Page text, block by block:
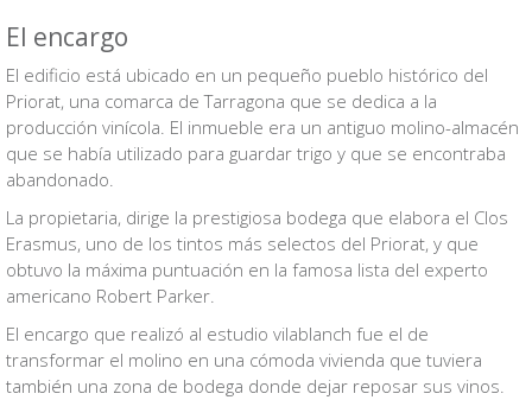
El encargo
El edificio está ubicado en un pequeño pueblo histórico del
Priorat, una comarca de Tarragona que se dedica a la
producción vinícola. El inmueble era un antiguo molino-almacén
que se había utilizado para guardar trigo y que se encontraba
abandonado.
La propietaria, dirige la prestigiosa bodega que elabora el Clos
Erasmus, uno de los tintos más selectos del Priorat, y que
obtuvo la máxima puntuación en la famosa lista del experto
americano Robert Parker.
El encargo que realizó al estudio vilablanch fue el de
transformar el molino en una cómoda vivienda que tuviera
también una zona de bodega donde dejar reposar sus vinos.